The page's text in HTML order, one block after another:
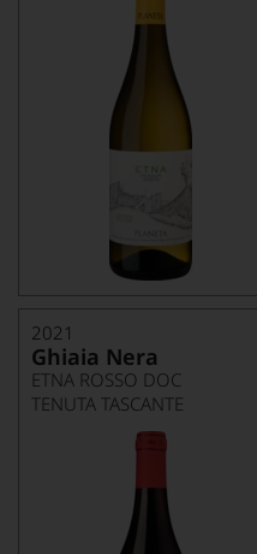
2021
Ghiaia Nera
ETNA ROSSO DOC
TENUTA TASCANTE